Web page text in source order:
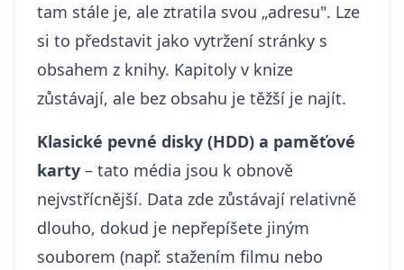
tam stále je, ale ztratila svou „adresu". Lze
si to představit jako vytržení stránky s
obsahem z knihy. Kapitoly v knize
zůstávají, ale bez obsahu je těžší je najít.
Klasické pevné disky (HDD) a paměťové
karty – tato média jsou k obnově
nejvstřícnější. Data zde zůstávají relativně
dlouho, dokud je nepřepíšete jiným
souborem (např. stažením filmu nebo